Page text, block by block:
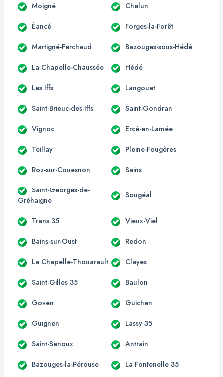
Moigné Chelun
Éancé Forges-la-Forêt
Martigné-Ferchaud Bazouges-sous-Hédé
La Chapelle-Chaussée Hédé
Les Iffs Langouet
Saint-Brieuc-des-Iffs Saint-Gondran
Vignoc Ercé-en-Lamée
Teillay Pleine-Fougères
Roz-sur-Couesnon Sains
Saint-Georges-de-
Gréhaigne
Sougéal
Trans 35 Vieux-Viel
Bains-sur-Oust Redon
La Chapelle-Thouarault Clayes
Saint-Gilles 35 Baulon
Goven Guichen
Guignen Lassy 35
Saint-Senoux Antrain
Bazouges-la-Pérouse La Fontenelle 35